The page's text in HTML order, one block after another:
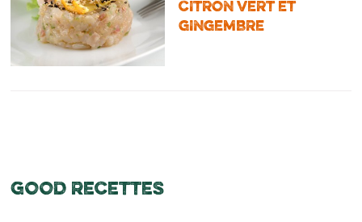
CITRON VERT ET
GINGEMBRE
GOOD RECETTES